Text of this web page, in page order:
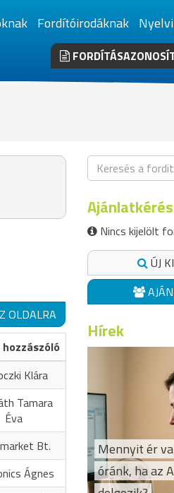
Fordítóirodáknak
OLDALRA
Klára
Tamara
Éva
Bt.
Ágnes
Nincs kijelölt
ÚJ
Hírek
Mennyit ér
óránk, ha az